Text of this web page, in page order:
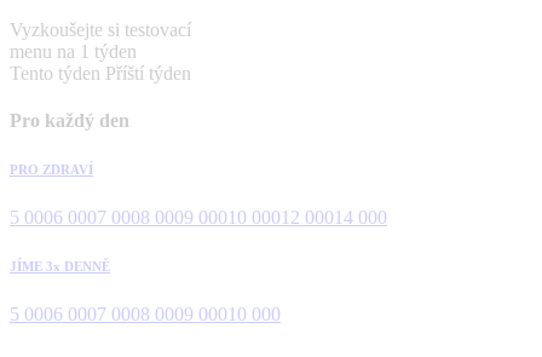
Vyzkoušejte si testovací
menu na 1 týden
Tento týden Příští týden
Pro každý den
PRO ZDRAVÍ
5 0006 0007 0008 0009 00010 00012 00014 000
JÍME 3x DENNĚ
5 0006 0007 0008 0009 00010 000